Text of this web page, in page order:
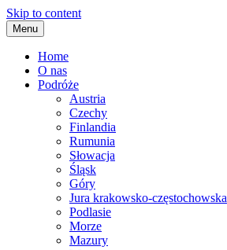
Skip to content
Menu
Home
O nas
Podróże
Austria
Czechy
Finlandia
Rumunia
Słowacja
Śląsk
Góry
Jura krakowsko-częstochowska
Podlasie
Morze
Mazury